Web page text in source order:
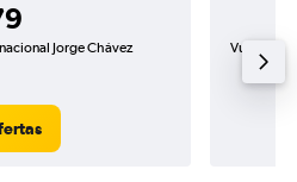
Jorge Chávez Vuelo de